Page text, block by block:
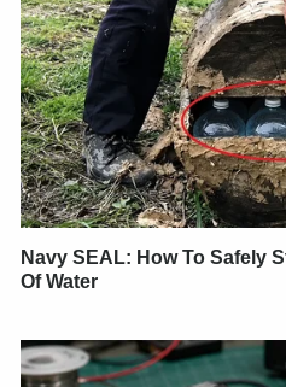
Navy SEAL: How To Safely
Of Water